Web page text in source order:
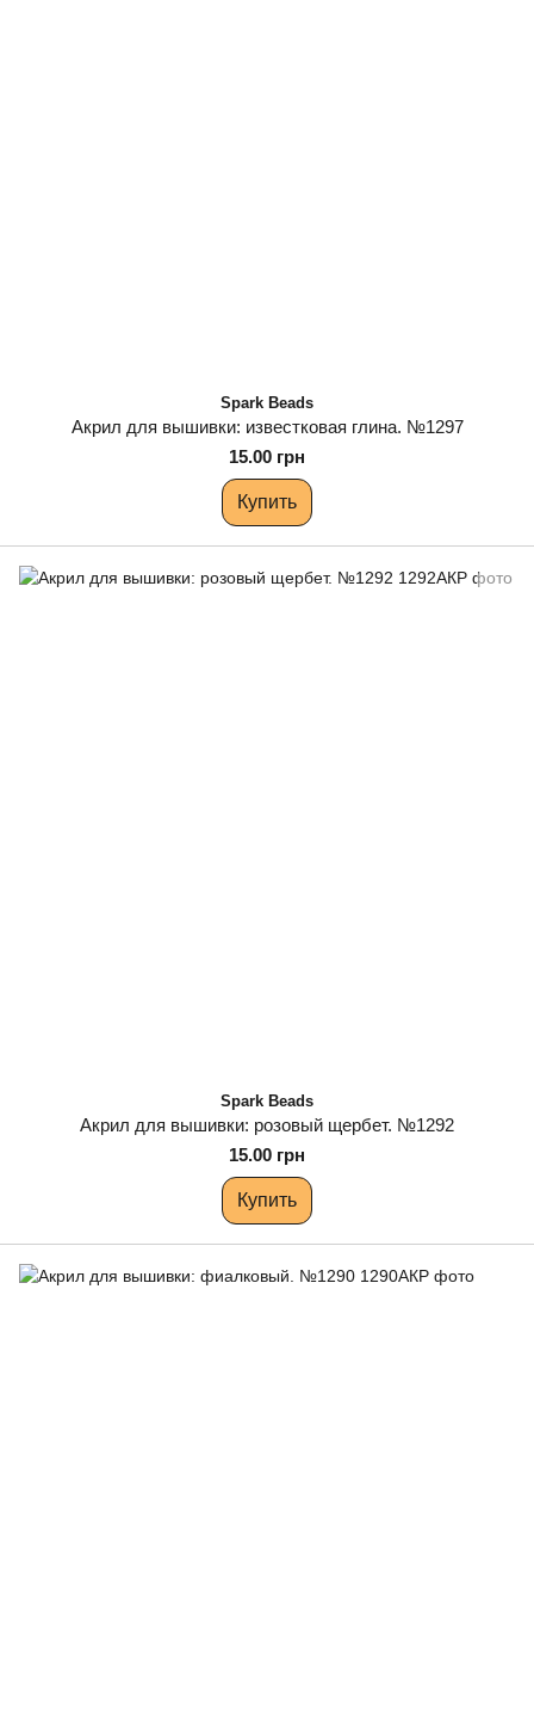
Spark Beads
Акрил для вышивки: известковая глина. №1297
15.00 грн
Купить
Spark Beads
Акрил для вышивки: розовый щербет. №1292
15.00 грн
Купить